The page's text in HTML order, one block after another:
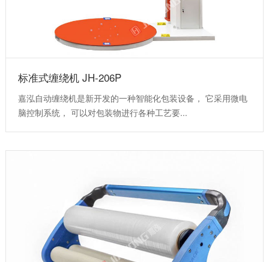
标准式缠绕机 JH-206P
嘉泓自动缠绕机是新开发的一种智能化包装设备， 它采用微电
脑控制系统， 可以对包装物进行各种工艺要...